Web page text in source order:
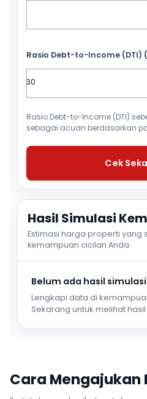
Rasio Debt-to-Income (DTI)
Rasio Debt-to-Income (DTI)
sebagai acuan berdasarkan
Cek
Hasil Simulasi
Estimasi harga properti yang
kemampuan cicilan Anda.
Belum ada hasil simulasi
Lengkapi data di
Sekarang untuk melihat
Cara Mengajukan